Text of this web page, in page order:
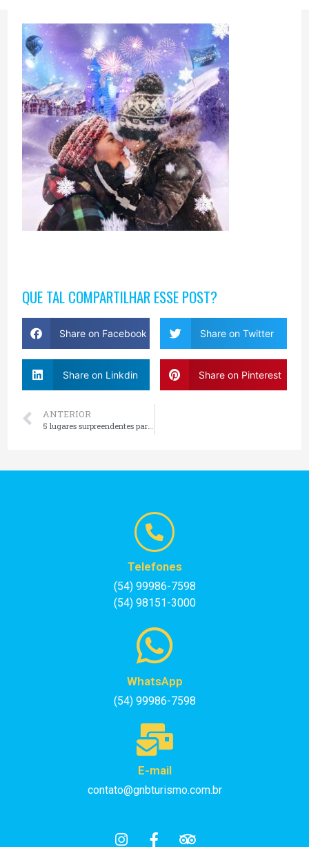
QUE TAL COMPARTILHAR ESSE POST?
Share on Facebook Share on Twitter
Share on Linkdin Share on Pinterest
ANTERIOR
5 lugares surpreendentes para conhecer em Gramado
Telefones
(54) 99986-7598
(54) 98151-3000
WhatsApp
(54) 99986-7598
E-mail
contato@gnbturismo.com.br